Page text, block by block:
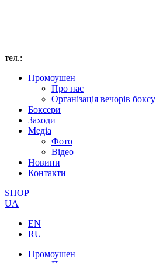
тел.:
Промоушен
Про нас
Організація вечорів боксу
Боксери
Заходи
Медіа
Фото
Відео
Новини
Контакти
SHOP
UA
EN
RU
Промоушен